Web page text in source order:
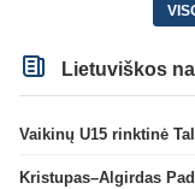
Lietuviškos